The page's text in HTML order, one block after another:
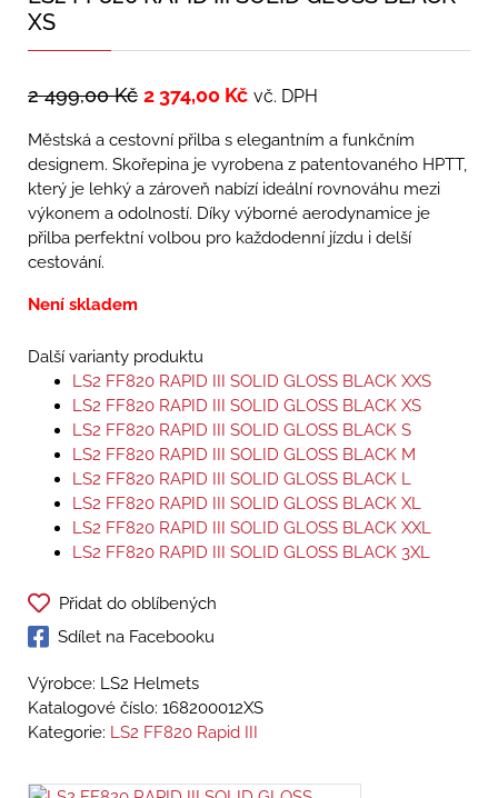
XS
2 499,00Kč 2 374,00 Kč vč. DPH
Městská a cestovní přilba s elegantním a funkčním
designem. Skořepina je vyrobena z patentovaného HPTT,
který je lehký a zároveň nabízí ideální rovnováhu mezi
výkonem a odolností. Díky výborné aerodynamice je
přilba perfektní volbou pro každodenní jízdu i delší
cestování.
Není skladem
Další varianty produktu
LS2 FF820 RAPID III SOLID GLOSS BLACK XXS
LS2 FF820 RAPID III SOLID GLOSS BLACK XS
LS2 FF820 RAPID III SOLID GLOSS BLACK S
LS2 FF820 RAPID III SOLID GLOSS BLACK M
LS2 FF820 RAPID III SOLID GLOSS BLACK L
LS2 FF820 RAPID III SOLID GLOSS BLACK XL
LS2 FF820 RAPID III SOLID GLOSS BLACK XXL
LS2 FF820 RAPID III SOLID GLOSS BLACK 3XL
Přidat do oblíbených
Sdílet na Facebooku
Výrobce: LS2 Helmets
Katalogové číslo: 168200012XS
Kategorie: LS2 FF820 Rapid III